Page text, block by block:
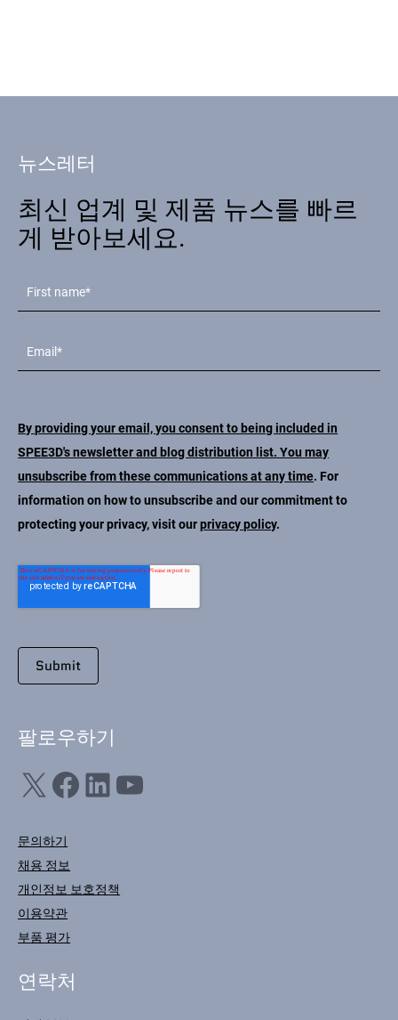
뉴스레터
최신 업계 및 제품 뉴스를 빠르
게 받아보세요.
By providing your email, you consent to being included in
SPEE3D's newsletter and blog distribution list. You may
unsubscribe from these communications at any time. For
information on how to unsubscribe and our commitment to
protecting your privacy, visit ourprivacy policy.
팔로우하기
X Facebook LinkedIn YouTube
문의하기
채용 정보
개인정보 보호정책
이용약관
부품 평가
연락처